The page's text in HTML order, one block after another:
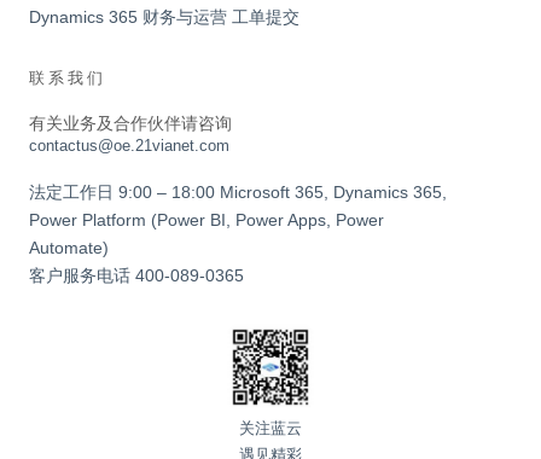
Dynamics 365 财务与运营 工单提交
联系我们
有关业务及合作伙伴请咨询
contactus@oe.21vianet.com
法定工作日 9:00 – 18:00 Microsoft 365, Dynamics 365,
Power Platform (Power BI, Power Apps, Power
Automate)
客户服务电话 400-089-0365
关注蓝云
遇见精彩